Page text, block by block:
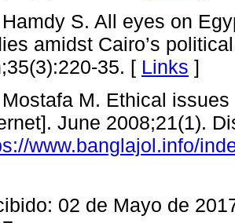
S. All eyes on
amidst Cairo’s
35. [ Links ]
M. Ethical
June 2008;21(1).
www.banglajol.info/
02 de Mayo de